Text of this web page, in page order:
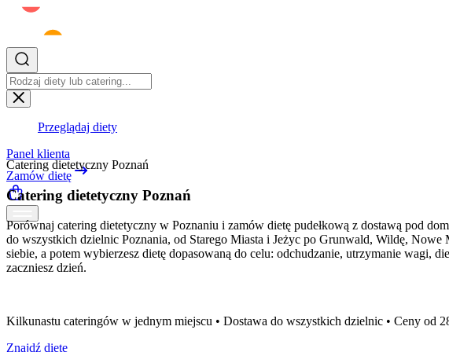
Przeglądaj diety
Panel klienta
Zamów dietę
Catering dietetyczny Poznań
Catering dietetyczny Poznań
Porównaj catering dietetyczny w Poznaniu i zamów dietę pudełkową z dostawą pod
do wszystkich dzielnic Poznania, od Starego Miasta i Jeżyc po Grunwald, Wildę,
siebie, a potem wybierzesz dietę dopasowaną do celu: odchudzanie, utrzymanie wagi,
zaczniesz dzień.
Kilkunastu cateringów w jednym miejscu • Dostawa do wszystkich dzielnic • Ceny od
Znajdź dietę